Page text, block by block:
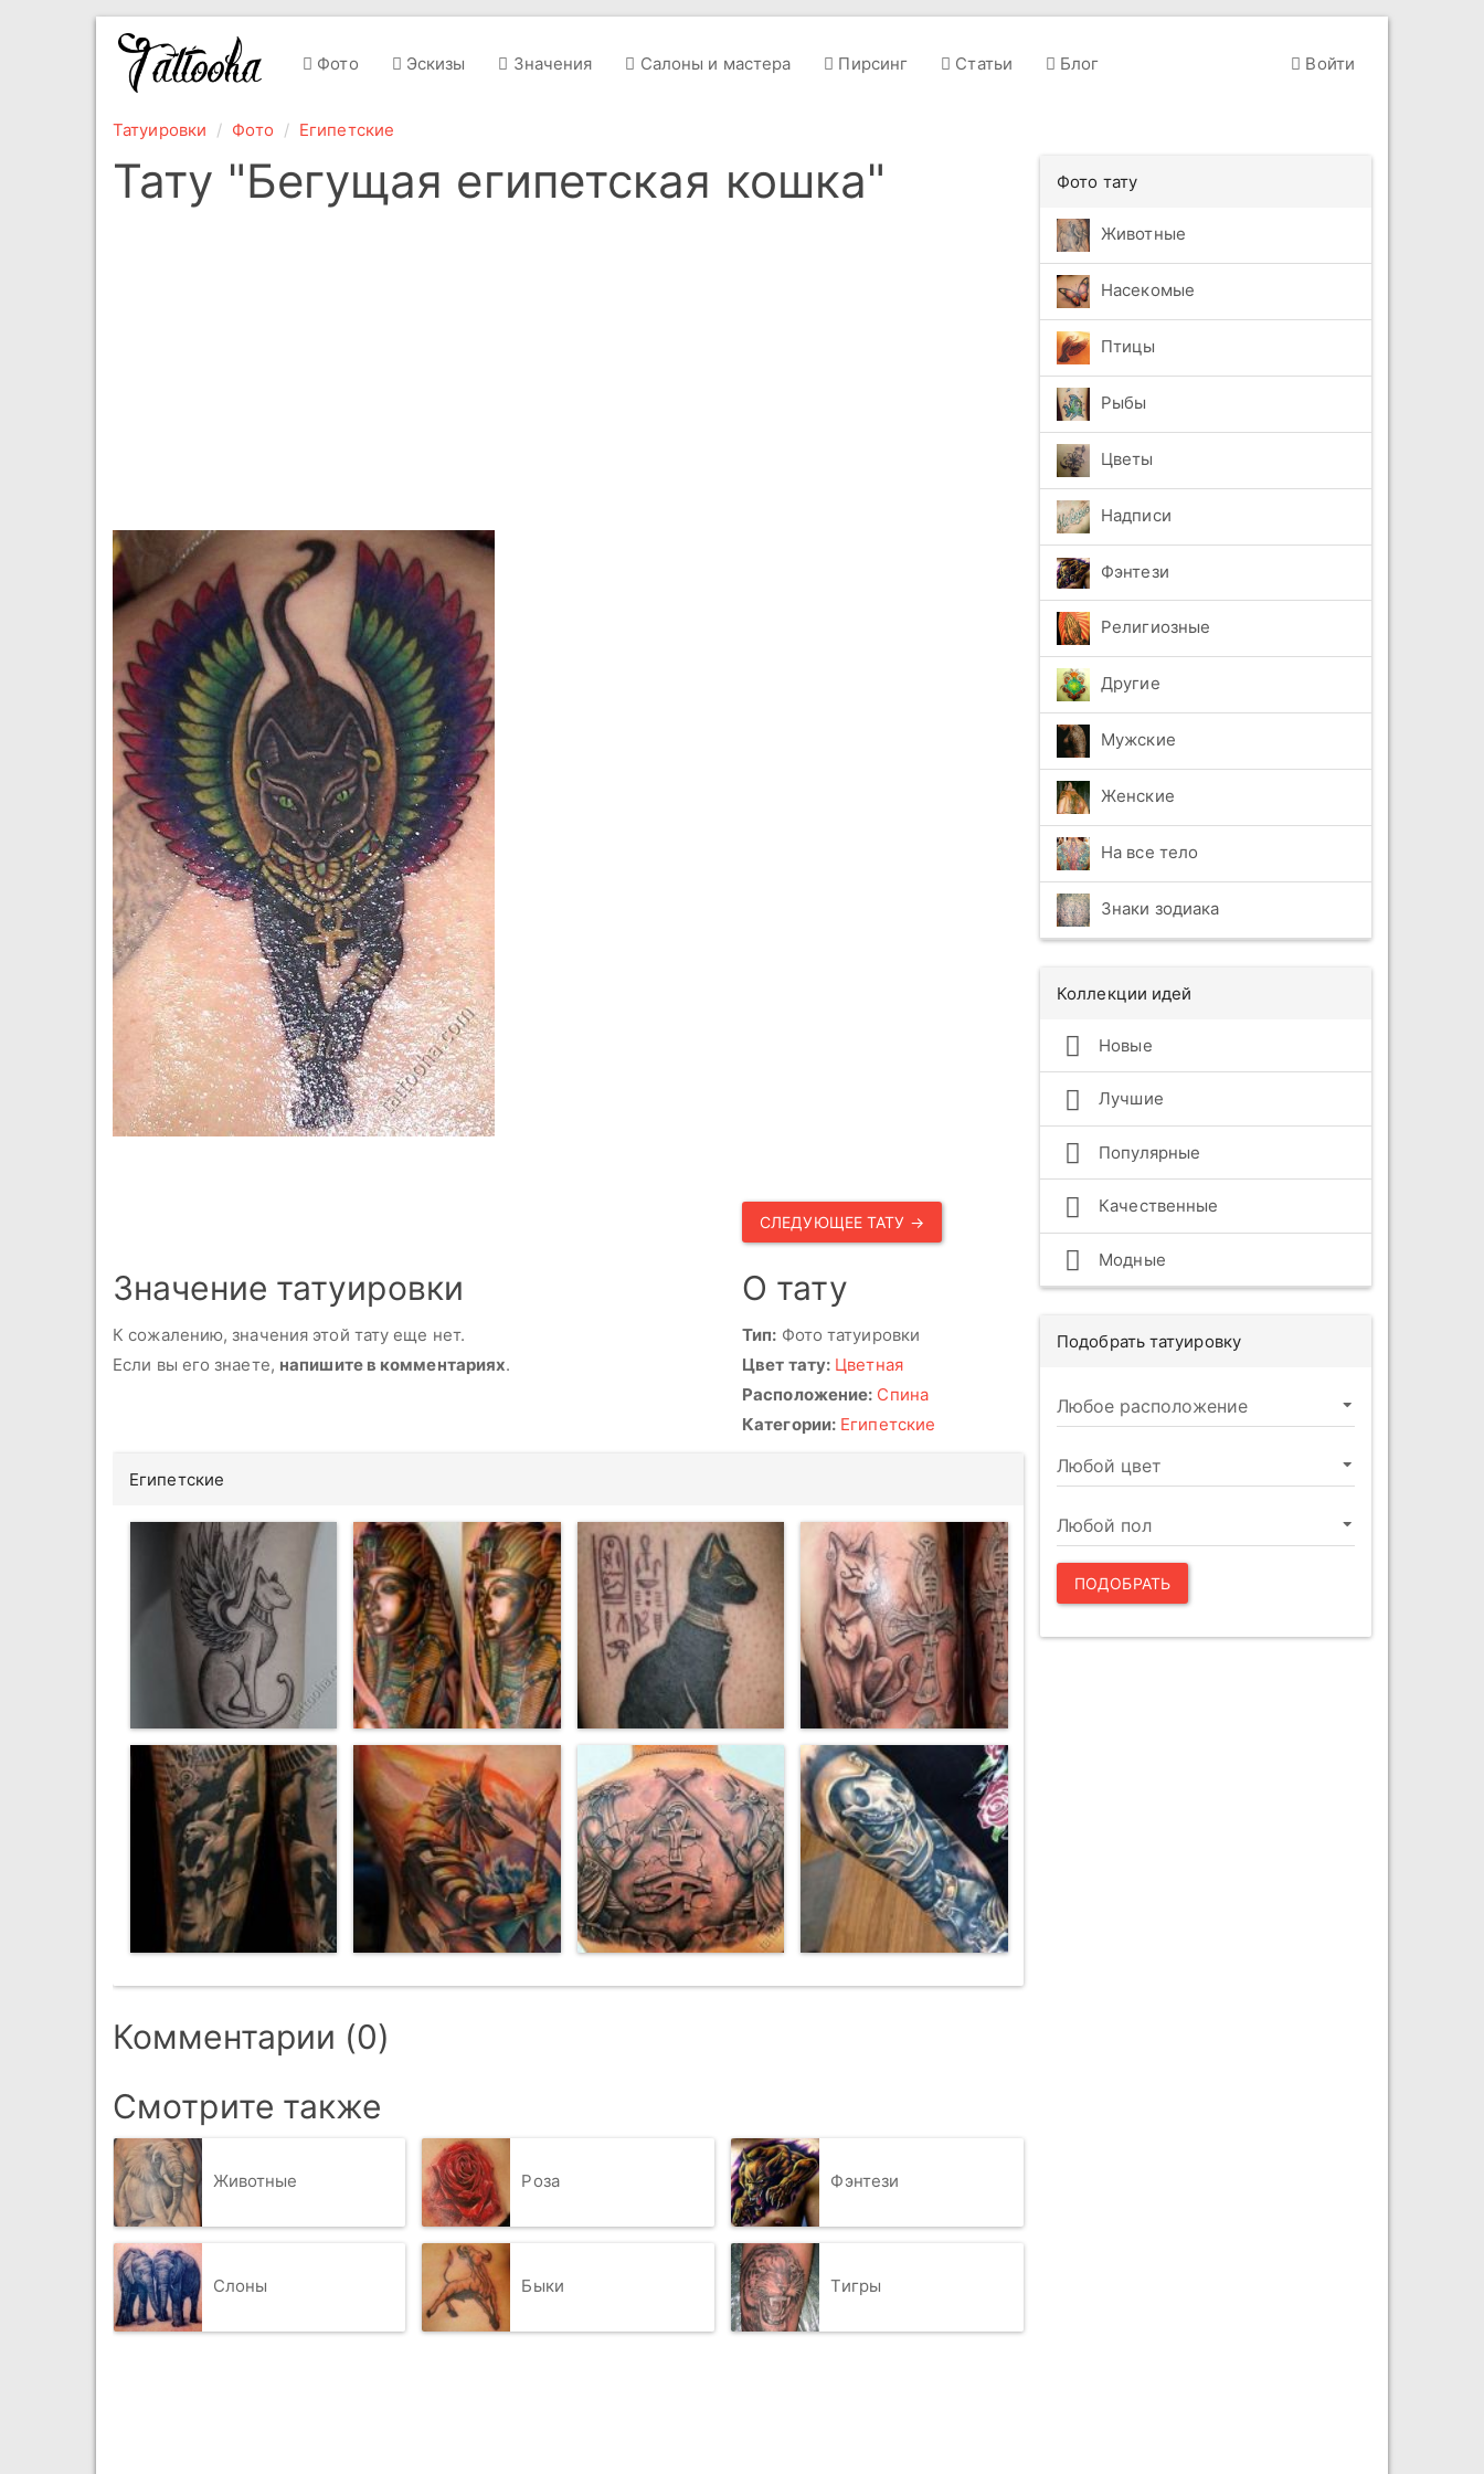
Фото Эскизы Значения Салоны и мастера Пирсинг Статьи Блог Войти
Татуировки Фото Египетские
Тату "Бегущая египетская кошка"
СЛЕДУЮЩЕЕ ТАТУ →
Значение татуировки
К сожалению, значения этой тату еще нет.
Если вы его знаете, напишите в комментариях.
О тату
Тип: Фото татуировки
Цвет тату: Цветная
Расположение: Спина
Категории: Египетские
Египетские
Комментарии (0)
Смотрите также
Животные Роза Фэнтези
Слоны Быки Тигры
Фото тату
Животные
Насекомые
Птицы
Рыбы
Цветы
Надписи
Фэнтези
Религиозные
Другие
Мужские
Женские
На все тело
Знаки зодиака
Коллекции идей
Новые
Лучшие
Популярные
Качественные
Модные
Подобрать татуировку
ПОДОБРАТЬ